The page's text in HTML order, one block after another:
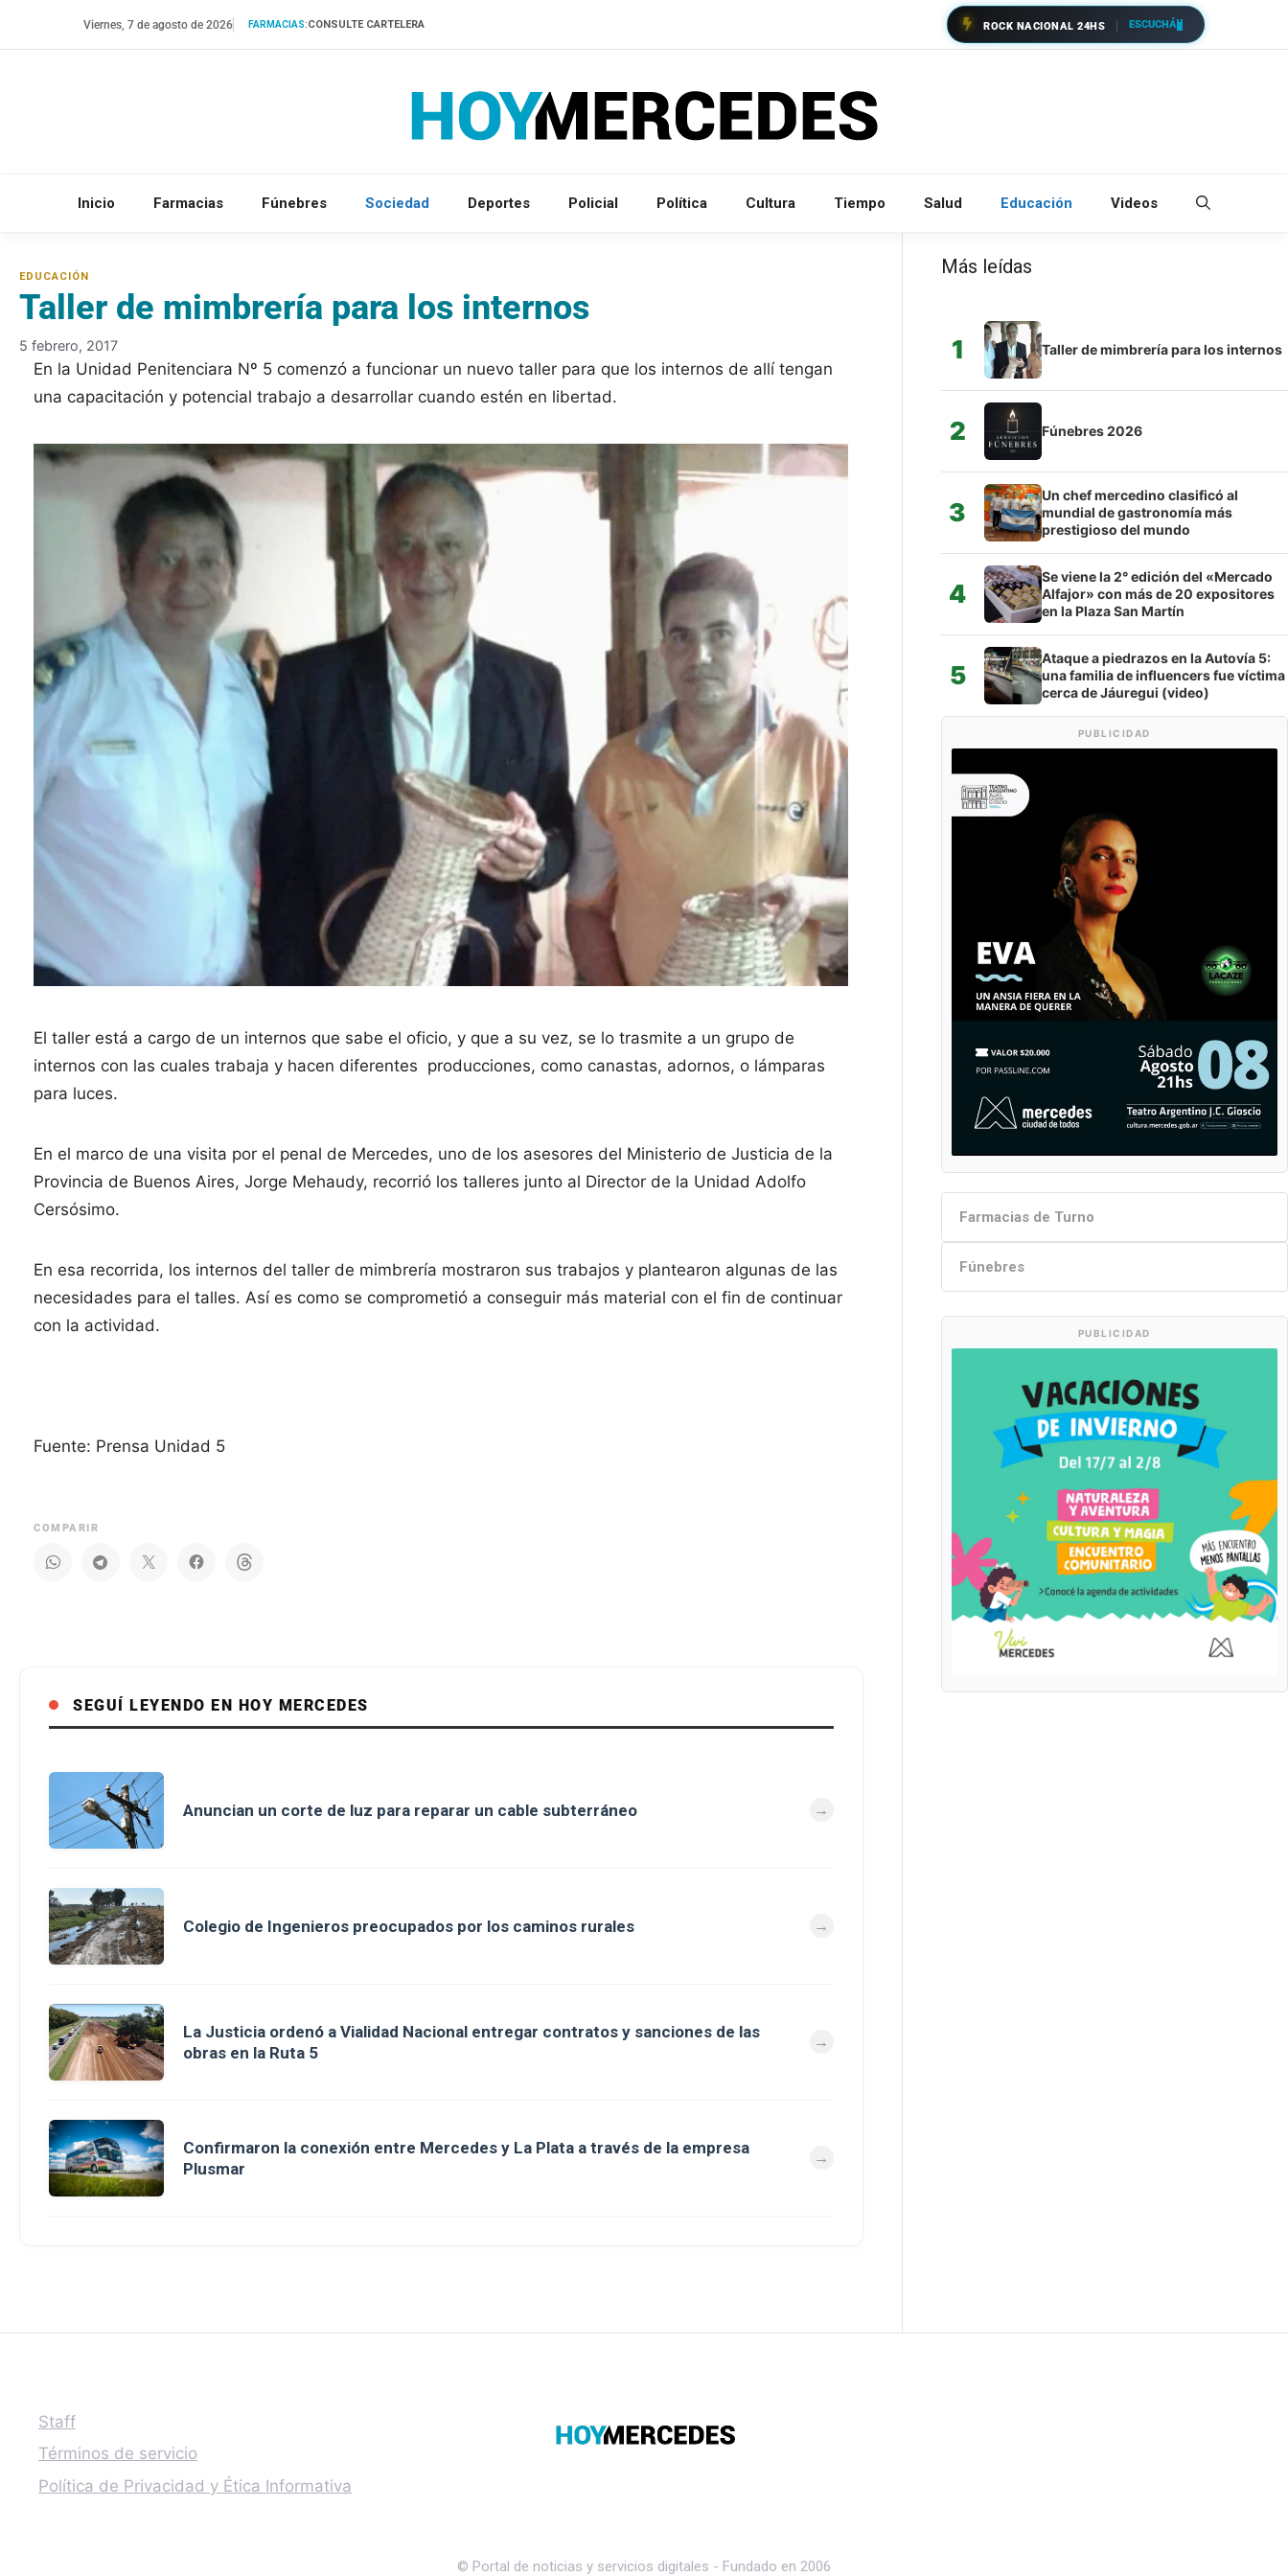
Viernes, 7 de agosto de 2026 FARMACIAS:CONSULTE CARTELERA ROCK NACIONAL 24HS ESCUCHÁ
Inicio Farmacias Fúnebres Sociedad Deportes Policial Política Cultura Tiempo Salud Educación Videos
Taller de mimbrería para los internos
5 febrero, 2017
En la Unidad Penitenciara Nº 5 comenzó a funcionar un nuevo taller para que los internos de allí tengan
una capacitación y potencial trabajo a desarrollar cuando estén en libertad.
El taller está a cargo de un internos que sabe el oficio, y que a su vez, se lo trasmite a un grupo de
internos con las cuales trabaja y hacen diferentes producciones, como canastas, adornos, o lámparas
para luces.
En el marco de una visita por el penal de Mercedes, uno de los asesores del Ministerio de Justicia de la
Provincia de Buenos Aires, Jorge Mehaudy, recorrió los talleres junto al Director de la Unidad Adolfo
Cersósimo.
En esa recorrida, los internos del taller de mimbrería mostraron sus trabajos y plantearon algunas de las
necesidades para el talles. Así es como se comprometió a conseguir más material con el fin de continuar
con la actividad.
Fuente: Prensa Unidad 5
COMPARIR
SEGUÍ LEYENDO EN HOY MERCEDES
Anuncian un corte de luz para reparar un cable subterráneo
Colegio de Ingenieros preocupados por los caminos rurales
La Justicia ordenó a Vialidad Nacional entregar contratos y sanciones de las
obras en la Ruta 5
Confirmaron la conexión entre Mercedes y La Plata a través de la empresa
Plusmar
Más leídas
1 Taller de mimbrería para los internos
2 Fúnebres 2026
3
Un chef mercedino clasificó al
mundial de gastronomía más
prestigioso del mundo
4
Se viene la 2° edición del «Mercado
Alfajor» con más de 20 expositores
en la Plaza San Martín
5
Ataque a piedrazos en la Autovía 5:
una familia de influencers fue víctima
cerca de Jáuregui (video)
PUBLICIDAD
Farmacias de Turno
Fúnebres
PUBLICIDAD
Staff
Términos de servicio
Política de Privacidad y Ética Informativa
© Portal de noticias y servicios digitales - Fundado en 2006